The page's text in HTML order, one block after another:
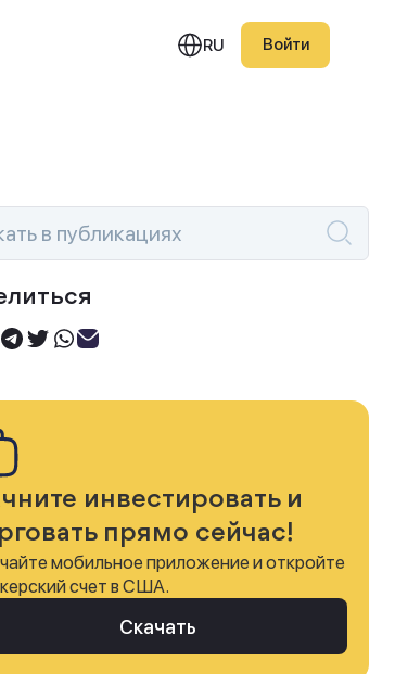
акциями без комиссий
Smart
2026
RU Войти
инвестировать и
прямо сейчас!
мобильное приложение и откройте
счет в США.
Скачать